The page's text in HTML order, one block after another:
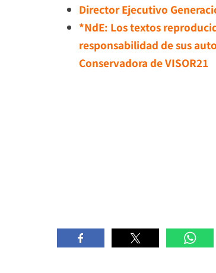
Director Ejecutivo
*NdE: Los textos
responsabilidad de sus
Conservadora de VISOR21